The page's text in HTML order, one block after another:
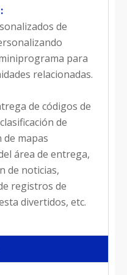
de
para
relacionadas.
de códigos de
de
mapas
área de entrega,
de noticias,
registros de
divertidos, etc.